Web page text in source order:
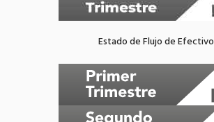
Estado de Flujo de Efectivo